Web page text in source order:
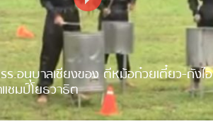
ร.อนุบาลเชียงของ ตีหม้อก๋วยเตี๋ยว-ถังไอ
ชมป์โยธวาธิต